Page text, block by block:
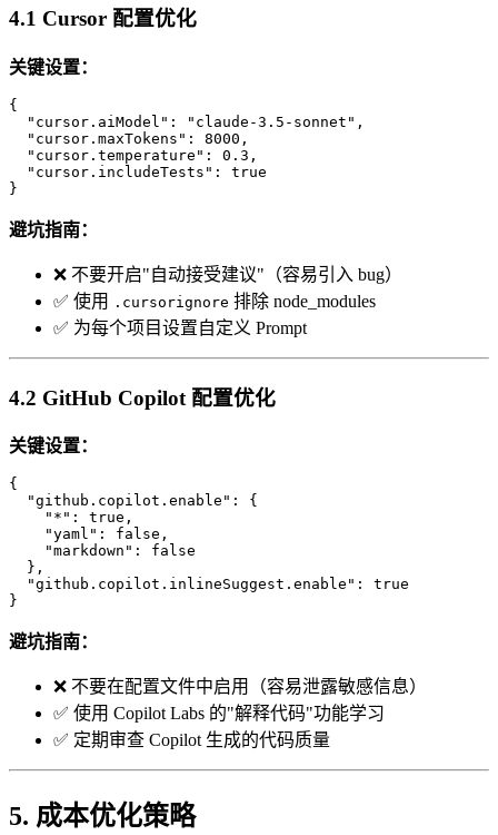
4.1 Cursor 配置优化
关键设置：
{
  "cursor.aiModel": "claude-3.5-sonnet",
  "cursor.maxTokens": 8000,
  "cursor.temperature": 0.3,
  "cursor.includeTests": true
避坑指南：
❌ 不要开启"自动接受建议"（容易引入 bug）
✅ 使用
.cursorignore 排除 node_modules
✅ 为每个项目设置自定义 Prompt
4.2 GitHub Copilot 配置优化
关键设置：
{
  "github.copilot.enable": {
    "*": true,
    "yaml": false,
    "markdown": false
  },
  "github.copilot.inlineSuggest.enable": true
避坑指南：
❌ 不要在配置文件中启用（容易泄露敏感信息）
✅ 使用 Copilot Labs 的"解释代码"功能学习
✅ 定期审查 Copilot 生成的代码质量
5. 成本优化策略